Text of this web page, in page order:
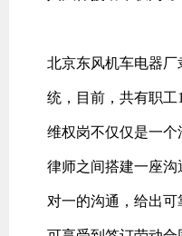
北京东风机车电器
统，目前，共有职工
维权岗不仅仅是一
律师之间搭建一座
对一的沟通，给出